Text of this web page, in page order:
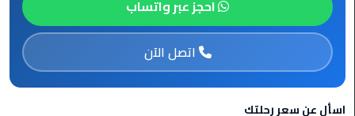
ليموزين
دهب
احجز عبر واتساب
اتصل الآن
اسأل عن سعر رحلتك